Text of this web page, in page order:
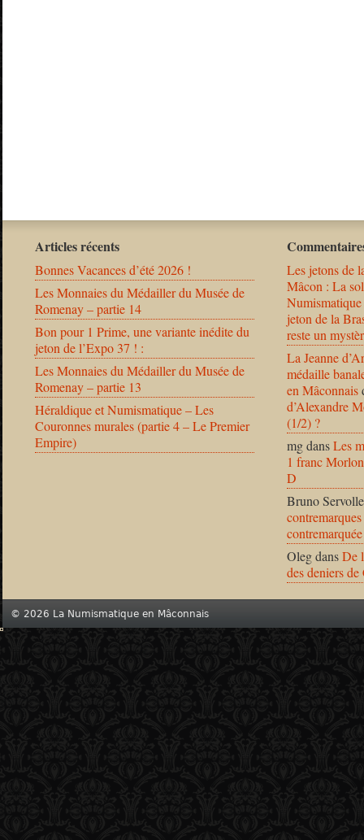
Articles récents
Bonnes Vacances d’été 2026 !
Les Monnaies du Médailler du Musée de
Romenay – partie 14
Bon pour 1 Prime, une variante inédite du
jeton de l’Expo 37 ! :
Les Monnaies du Médailler du Musée de
Romenay – partie 13
Héraldique et Numismatique – Les
Couronnes murales (partie 4 – Le Premier
Empire)
Les jetons de
Mâcon : La
jeton de la
reste un
La Jeanne
médaille
en Mâconnais
d’Alexandre
(1/2) ?
mgdansLes
1 franc
D
Bruno Servolle
OlegdansDe
des deniers
© 2026 La Numismatique en Mâconnais